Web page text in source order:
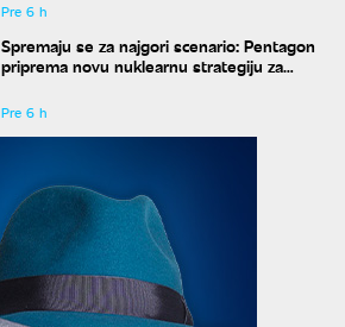
Pre 6 h
Spremaju se za najgori scenario: Pentagon
priprema novu nuklearnu strategiju za
Pre 6 h